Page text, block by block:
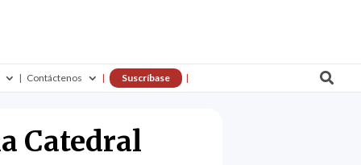
Contáctenos Suscríbase 
Catedral